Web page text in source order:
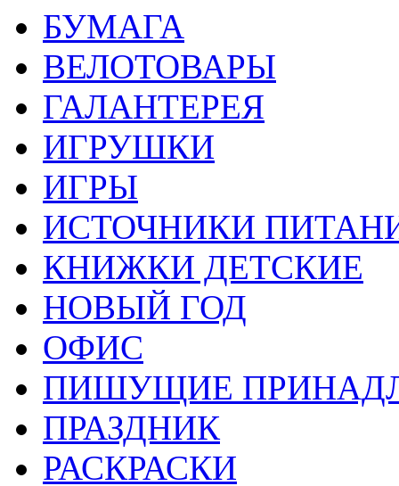
БУМАГА
ВЕЛОТОВАРЫ
ГАЛАНТЕРЕЯ
ИГРУШКИ
ИГРЫ
ИСТОЧНИКИ
КНИЖКИ ДЕТСКИЕ
НОВЫЙ ГОД
ОФИС
ПИШУЩИЕ
ПРАЗДНИК
РАСКРАСКИ